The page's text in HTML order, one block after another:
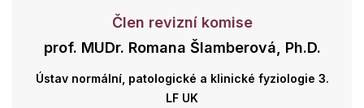
Člen revizní komise
prof. MUDr. Romana Šlamberová, Ph.D.
Ústav normální, patologické a klinické fyziologie 3.
LF UK